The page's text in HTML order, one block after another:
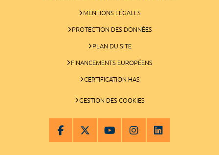
MENTIONS LÉGALES
PROTECTION DES DONNÉES
PLAN DU SITE
FINANCEMENTS EUROPÉENS
CERTIFICATION HAS
GESTION DES COOKIES